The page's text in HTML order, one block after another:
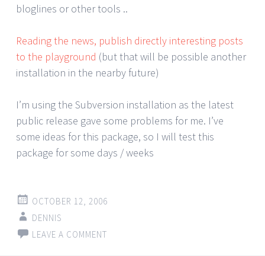
bloglines or other tools ..
Reading the news, publish directly interesting posts
to the playground (but that will be possible another
installation in the nearby future)
I’m using the Subversion installation as the latest
public release gave some problems for me. I’ve
some ideas for this package, so I will test this
package for some days / weeks
OCTOBER 12, 2006
DENNIS
LEAVE A COMMENT